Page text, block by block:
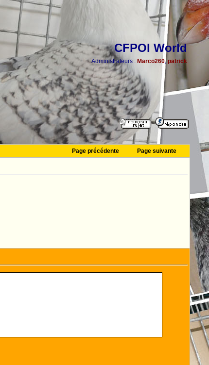
CFPOI World
Administrateurs : Marco260, patrick
Page précédente
Page suivante